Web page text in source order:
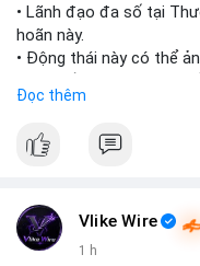
• Lãnh đạo đa số tại
hoãn này.
• Động thái này có thể
📰 Nguồn: Cointelegraph
Đọc thêm
Vlike Wire
1 h